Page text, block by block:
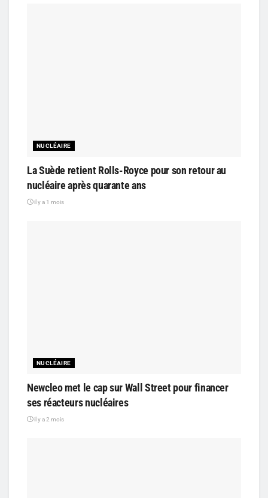
NUCLÉAIRE
La Suède retient Rolls-Royce pour son retour au
nucléaire après quarante ans
il y a 1 mois
NUCLÉAIRE
Newcleo met le cap sur Wall Street pour financer
ses réacteurs nucléaires
il y a 2 mois